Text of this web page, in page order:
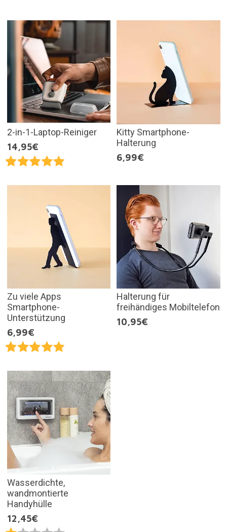
2-in-1-Laptop-Reiniger
14,95€
Kitty Smartphone-
Halterung
6,99€
Zu viele Apps
Smartphone-
Unterstützung
6,99€
Halterung für
freihändiges Mobiltelefon
10,95€
Wasserdichte,
wandmontierte
Handyhülle
12,45€